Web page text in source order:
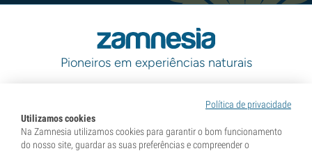
Pioneiros em experiências naturais
Categorias
Política de privacidade
Utilizamos cookies
Na Zamnesia utilizamos cookies para garantir o bom funcionamento
do nosso site, guardar as suas preferências e compreender o